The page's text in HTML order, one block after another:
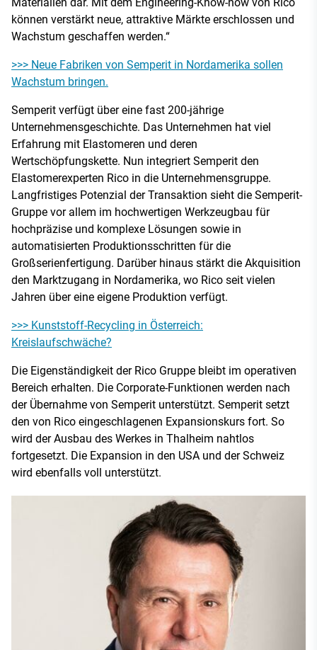
können verstärkt neue, attraktive Märkte erschlossen und
Wachstum geschaffen werden.“
>>> Neue Fabriken von Semperit in Nordamerika sollen
Wachstum bringen.
Semperit verfügt über eine fast 200-jährige
Unternehmensgeschichte. Das Unternehmen hat viel
Erfahrung mit Elastomeren und deren
Wertschöpfungskette. Nun integriert Semperit den
Elastomerexperten Rico in die Unternehmensgruppe.
Langfristiges Potenzial der Transaktion sieht die Semperit-
Gruppe vor allem im hochwertigen Werkzeugbau für
hochpräzise und komplexe Lösungen sowie in
automatisierten Produktionsschritten für die
Großserienfertigung. Darüber hinaus stärkt die Akquisition
den Marktzugang in Nordamerika, wo Rico seit vielen
Jahren über eine eigene Produktion verfügt.
>>> Kunststoff-Recycling in Österreich:
Kreislaufschwäche?
Die Eigenständigkeit der Rico Gruppe bleibt im operativen
Bereich erhalten. Die Corporate-Funktionen werden nach
der Übernahme von Semperit unterstützt. Semperit setzt
den von Rico eingeschlagenen Expansionskurs fort. So
wird der Ausbau des Werkes in Thalheim nahtlos
fortgesetzt. Die Expansion in den USA und der Schweiz
wird ebenfalls voll unterstützt.